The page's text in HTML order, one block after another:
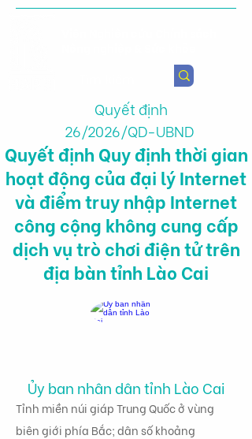
Quyết định
26/2026/QD-UBND
Quyết định Quy định thời gian
hoạt động của đại lý Internet
và điểm truy nhập Internet
công cộng không cung cấp
dịch vụ trò chơi điện tử trên
địa bàn tỉnh Lào Cai
Ủy ban nhân dân tỉnh Lào Cai
Tỉnh miền núi giáp Trung Quốc ở vùng
biên giới phía Bắc; dân số khoảng